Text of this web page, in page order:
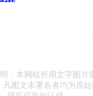
：本网站所用文字图片
凡图文未署名者均为原